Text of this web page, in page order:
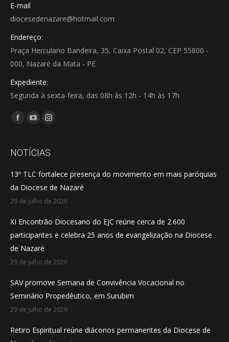
E-mail
diocesedenazare@hotmail.com
Endereço:
Praça Herculano Bandeira, 35, Caixa Postal 02, CEP 55800 -
000, Nazaré da Mata - PE
Expediente:
Segunda à sexta-feira, das 08h às 12h - 14h às 17h
Encontre-nos em:
Facebook
opens
new
window
YouTube
opens
new
window
Instagram
opens
new
window
NOTÍCIAS
13º TLC fortalece presença do movimento em mais paróquias
da Diocese de Nazaré
29 de julho de 2026
XI Encontrão Diocesano do EJC reúne cerca de 2.600
participantes e celebra 25 anos de evangelização na Diocese
de Nazaré
29 de julho de 2026
SAV promove Semana de Convivência Vocacional no
Seminário Propedêutico, em Surubim
29 de julho de 2026
Retiro Espiritual reúne diáconos permanentes da Diocese de